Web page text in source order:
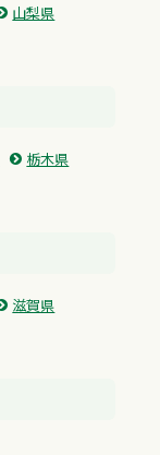
山梨県
栃木県
滋賀県